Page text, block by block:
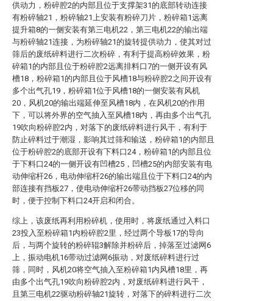
供动力，粉碎腔2的内部且位于支撑架31的底部转动连接
有粉碎轴21，粉碎轴21上安装有粉碎刀片，粉碎箱1远离
提升箱8的一侧安装有第三电机22，第三电机22的输出端
与粉碎轴21连接，为粉碎轴21的旋转提供动力，使其对过
筛后的废纸碎料进行二次粉碎，有利于提高粉碎效果，粉
碎箱1的内部且位于粉碎腔2远离排料口7的一侧开设有风
槽18，粉碎箱1的内部且位于风槽18与粉碎腔2之间开设有
多个出气孔19，粉碎箱1位于风槽18的一侧安装有风机
20，风机20的输出端延伸至风槽18内，在风机20的作用
下，可以将外界的空气抽入至风槽18内，再由多个出气孔
19吹向粉碎腔2内，对落下的废纸碎料进行风干，有利于
防止碎料过于潮湿，影响其过筛和输送，粉碎箱1的内部且
位于粉碎腔2的底部开设有下料口24，粉碎箱1的内部且位
于下料口24的一侧开设有凹槽25，凹槽25的内部安装有电
动伸缩杆26，电动伸缩杆26的输出端且位于下料口24的内
部连接有挡板27，使电动伸缩杆26带动挡板27位移的同
时，便于控制下料口24开启和闭合。
综上，该废纸再利用粉碎机，使用时，将废纸通过入料口
23投入至粉碎箱1内粉碎腔2里，经过两个导板17的导向
后，与两个旋转的粉碎辊3解除并粉碎后，掉落至过滤网6
上，振动电机16带动过滤网6振动，对废纸碎料进行过
筛，同时，风机20将空气抽入至粉碎箱1内风槽18里，再
由多个出气孔19吹向粉碎腔2内，对废纸碎料进行风干，
且第三电机22驱动粉碎轴21旋转，对落下的碎料进行二次